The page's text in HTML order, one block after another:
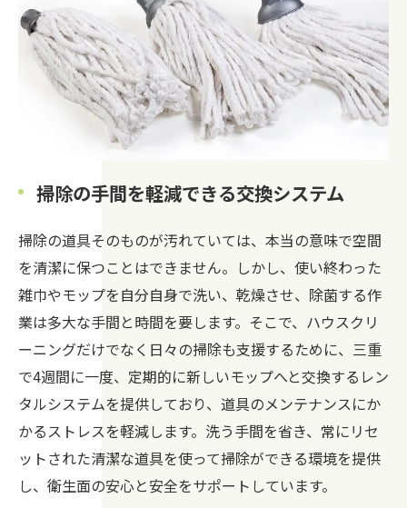
掃除の手間を軽減できる交換システム
掃除の道具そのものが汚れていては、本当の意味で空間
を清潔に保つことはできません。しかし、使い終わった
雑巾やモップを自分自身で洗い、乾燥させ、除菌する作
業は多大な手間と時間を要します。そこで、ハウスクリ
ーニングだけでなく日々の掃除も支援するために、三重
で4週間に一度、定期的に新しいモップへと交換するレン
タルシステムを提供しており、道具のメンテナンスにか
かるストレスを軽減します。洗う手間を省き、常にリセ
ットされた清潔な道具を使って掃除ができる環境を提供
し、衛生面の安心と安全をサポートしています。